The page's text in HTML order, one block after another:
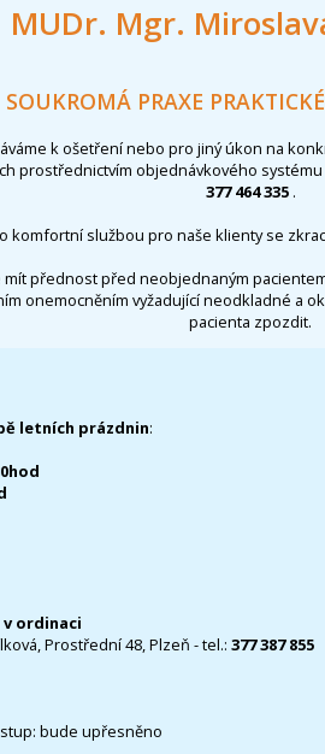
MUDr. Mgr.
SOUKROMÁ PRAXE
k ošetření nebo pro jiný úkon na
prostřednictvím objednávkového
377 464 335 .
komfortní službou pro naše klienty se
přednost před neobjednaným
onemocněním vyžadující neodkladné a
pacienta zpozdit.
letních prázdnin:
ordinaci
Prostřední 48, Plzeň - tel.: 377 387 855
bude upřesněno